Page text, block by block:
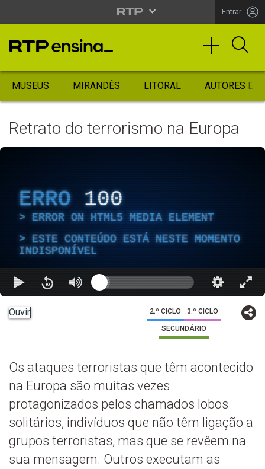
Entrar
MUSEUS MIRANDÊS LITORAL AUTORES
Retrato do terrorismo na Europa
ERRO 100
ERROR ON HTML5 MEDIA ELEMENT
ESTE CONTEÚDO ESTÁ NESTE MOMENTO
INDISPONÍVEL
Ouvir 2.º CICLO 3.º CICLO
SECUNDÁRIO
Os ataques terroristas que têm acontecido
na Europa são muitas vezes
protagonizados pelos chamados lobos
solitários, indivíduos que não têm ligação a
grupos terroristas, mas que se revêem na
sua mensagem. Outros executam as